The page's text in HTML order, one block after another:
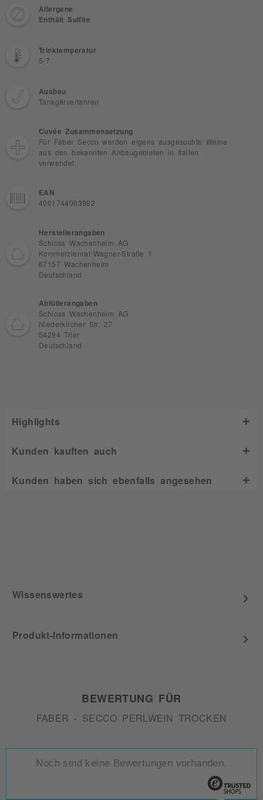
Allergene
Enthält Sulfite
Trinktemperatur
5-7
Ausbau
Tankgärverfahren
Cuvée Zusammensetzung
Für Faber Secco werden eigens ausgesuchte Weine
aus den bekannten Anbaugebieten in Italien
verwendet.
EAN
4001744063982
Herstellerangaben
Schloss Wachenheim AG
Kommerzienrat-Wagner-Straße 1
67157 Wachenheim
Deutschland
Abfüllerangaben
Schloss Wachenheim AG
Niederkircher Str. 27
54294 Trier
Deutschland
Highlights
Kunden kauften auch
Kunden haben sich ebenfalls angesehen
Wissenswertes
Produkt-Informationen
BEWERTUNG FÜR
FABER - SECCO PERLWEIN TROCKEN
Noch sind keine Bewertungen vorhanden.